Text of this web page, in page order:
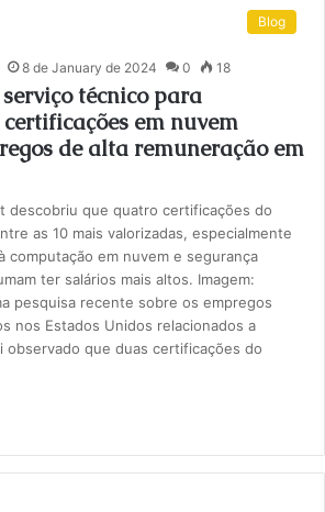
Blog
8 de January de 2024 0 18
técnico para
em nuvem
de alta remuneração em
descobriu que quatro certificações do
as 10 mais valorizadas, especialmente
computação em nuvem e segurança
ter salários mais altos. Imagem:
pesquisa recente sobre os empregos
nos Estados Unidos relacionados a
observado que duas certificações do